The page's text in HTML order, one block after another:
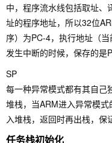
中，程序流水线包括取址、
址的程序地址，所以32位
序）为PC-4，执行地址（
发生中断的时候，保存的是
SP
每一种异常模式都有其自己
堆栈，当ARM进入异常模
入堆栈，返回时再出栈，保
任务栈初始化